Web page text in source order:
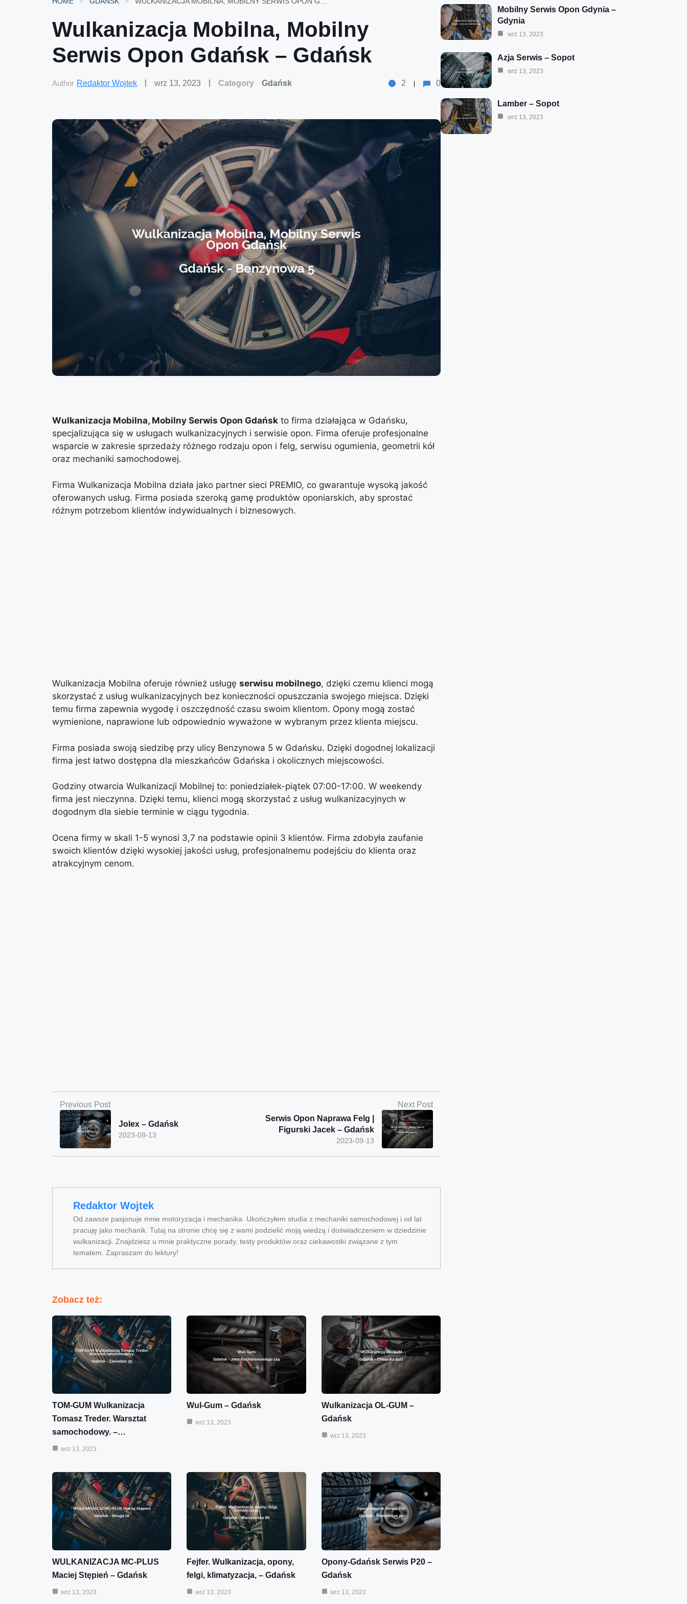
Wulkanizacja Mobilna, Mobilny
Serwis Opon Gdańsk – Gdańsk
Author Redaktor Wojtek wrz 13, 2023 Category Gdańsk 2 0
Wulkanizacja Mobilna, Mobilny Serwis Opon Gdańsk to firma działająca w Gdańsku,
specjalizująca się w usługach wulkanizacyjnych i serwisie opon. Firma oferuje profesjonalne
wsparcie w zakresie sprzedaży różnego rodzaju opon i felg, serwisu ogumienia, geometrii kół
oraz mechaniki samochodowej.
Firma Wulkanizacja Mobilna działa jako partner sieci PREMIO, co gwarantuje wysoką jakość
oferowanych usług. Firma posiada szeroką gamę produktów oponiarskich, aby sprostać
różnym potrzebom klientów indywidualnych i biznesowych.
Wulkanizacja Mobilna oferuje również usługę serwisu mobilnego, dzięki czemu klienci mogą
skorzystać z usług wulkanizacyjnych bez konieczności opuszczania swojego miejsca. Dzięki
temu firma zapewnia wygodę i oszczędność czasu swoim klientom. Opony mogą zostać
wymienione, naprawione lub odpowiednio wyważone w wybranym przez klienta miejscu.
Firma posiada swoją siedzibę przy ulicy Benzynowa 5 w Gdańsku. Dzięki dogodnej lokalizacji
firma jest łatwo dostępna dla mieszkańców Gdańska i okolicznych miejscowości.
Godziny otwarcia Wulkanizacji Mobilnej to: poniedziałek-piątek 07:00-17:00. W weekendy
firma jest nieczynna. Dzięki temu, klienci mogą skorzystać z usług wulkanizacyjnych w
dogodnym dla siebie terminie w ciągu tygodnia.
Ocena firmy w skali 1-5 wynosi 3,7 na podstawie opinii 3 klientów. Firma zdobyła zaufanie
swoich klientów dzięki wysokiej jakości usług, profesjonalnemu podejściu do klienta oraz
atrakcyjnym cenom.
Previous Post
2023-09-13
Jolex – Gdańsk
Next Post
2023-09-13
Serwis Opon Naprawa Felg |
Figurski Jacek – Gdańsk
Redaktor Wojtek
Od zawsze pasjonuje mnie motoryzacja i mechanika. Ukończyłem studia z mechaniki samochodowej i od lat
pracuję jako mechanik. Tutaj na stronie chcę się z wami podzielić moją wiedzą i doświadczeniem w dziedzinie
wulkanizacji. Znajdziesz u mnie praktyczne porady, testy produktów oraz ciekawostki związane z tym
tematem. Zapraszam do lektury!
Zobacz też:
TOM-GUM Wulkanizacja
Tomasz Treder. Warsztat
samochodowy. –…
wrz 13, 2023
Wul-Gum – Gdańsk
wrz 13, 2023
Wulkanizacja OL-GUM –
Gdańsk
wrz 13, 2023
WULKANIZACJA MC-PLUS
Maciej Stępień – Gdańsk
wrz 13, 2023
Fejfer. Wulkanizacja, opony,
felgi, klimatyzacja, – Gdańsk
wrz 13, 2023
Opony-Gdańsk Serwis P20 –
Gdańsk
wrz 13, 2023
Mobilny Serwis Opon Gdynia –
Gdynia
wrz 13, 2023
Azja Serwis – Sopot
wrz 13, 2023
Lamber – Sopot
wrz 13, 2023